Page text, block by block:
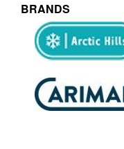
BRANDS